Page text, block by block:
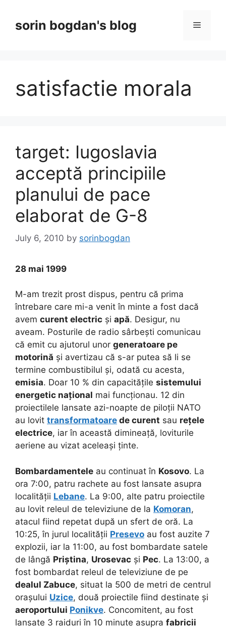
contentsorin bogdan's blog Menu
satisfactie morala
target: Iugoslavia
acceptă principiile
planului de pace
elaborat de G-8
July 6, 2010 by sorinbogdan
28 mai 1999
M-am trezit prost dispus, pentru că prima
întrebare care mi-a venit în minte a fost dacă
avem curent electric și apă. Desigur, nu
aveam. Posturile de radio sârbești comunicau
că emit cu ajutorul unor generatoare pe
motorină și avertizau că s-ar putea să li se
termine combustibilul și, odată cu acesta,
emisia. Doar 10 % din capacitățile sistemului
energetic național mai funcționau. 12 din
proiectilele lansate azi-noapte de piloții NATO
au lovit transformatoare de curent sau rețele
electrice, iar în această dimineață, loviturile
aeriene au vizat aceleași ținte.
Bombardamentele au continuat în Kosovo. La
ora 7:00, patru rachete au fost lansate asupra
localității Lebane. La 9:00, alte patru proiectile
au lovit releul de televiziune de la Komoran,
atacul fiind repetat după un sfert de oră. La
10:25, în jurul localității Presevo au fost auzite 7
explozii, iar la 11:00, au fost bombardate satele
de lângă Priștina, Urosevac și Pec. La 13:00, a
fost bombardat releul de televiziune de pe
dealul Zabuce, situat la 500 de metri de centrul
orașului Uzice, două proiectile fiind destinate și
aeroportului Ponikve. Concomitent, au fost
lansate 3 raiduri în 10 minute asupra fabricii